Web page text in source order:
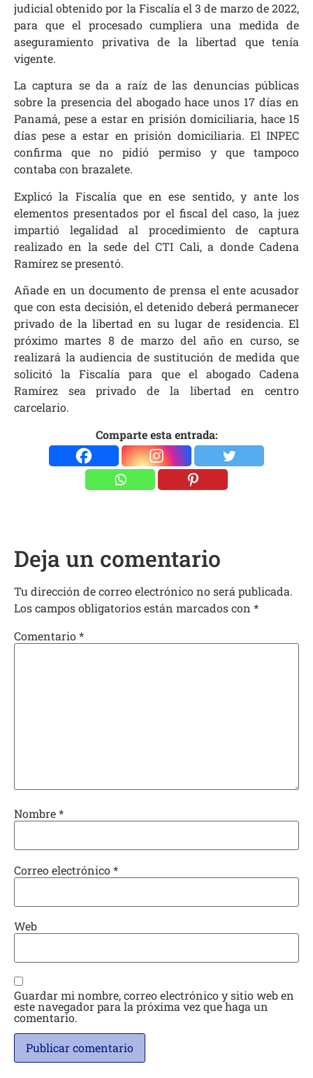
judicial obtenido por la Fiscalía el 3 de marzo de 2022,
para que el procesado cumpliera una medida de
aseguramiento privativa de la libertad que tenía
vigente.
La captura se da a raíz de las denuncias públicas
sobre la presencia del abogado hace unos 17 días en
Panamá, pese a estar en prisión domiciliaria, hace 15
días pese a estar en prisión domiciliaria. El INPEC
confirma que no pidió permiso y que tampoco
contaba con brazalete.
Explicó la Fiscalía que en ese sentido, y ante los
elementos presentados por el fiscal del caso, la juez
impartió legalidad al procedimiento de captura
realizado en la sede del CTI Cali, a donde Cadena
Ramírez se presentó.
Añade en un documento de prensa el ente acusador
que con esta decisión, el detenido deberá permanecer
privado de la libertad en su lugar de residencia. El
próximo martes 8 de marzo del año en curso, se
realizará la audiencia de sustitución de medida que
solicitó la Fiscalía para que el abogado Cadena
Ramírez sea privado de la libertad en centro
carcelario.
Comparte esta entrada:
Deja un comentario
Tu dirección de correo electrónico no será publicada.
Los campos obligatorios están marcados con *
Comentario*
Nombre*
Correo electrónico*
Web
Guardar mi nombre, correo electrónico y sitio web en
este navegador para la próxima vez que haga un
comentario.